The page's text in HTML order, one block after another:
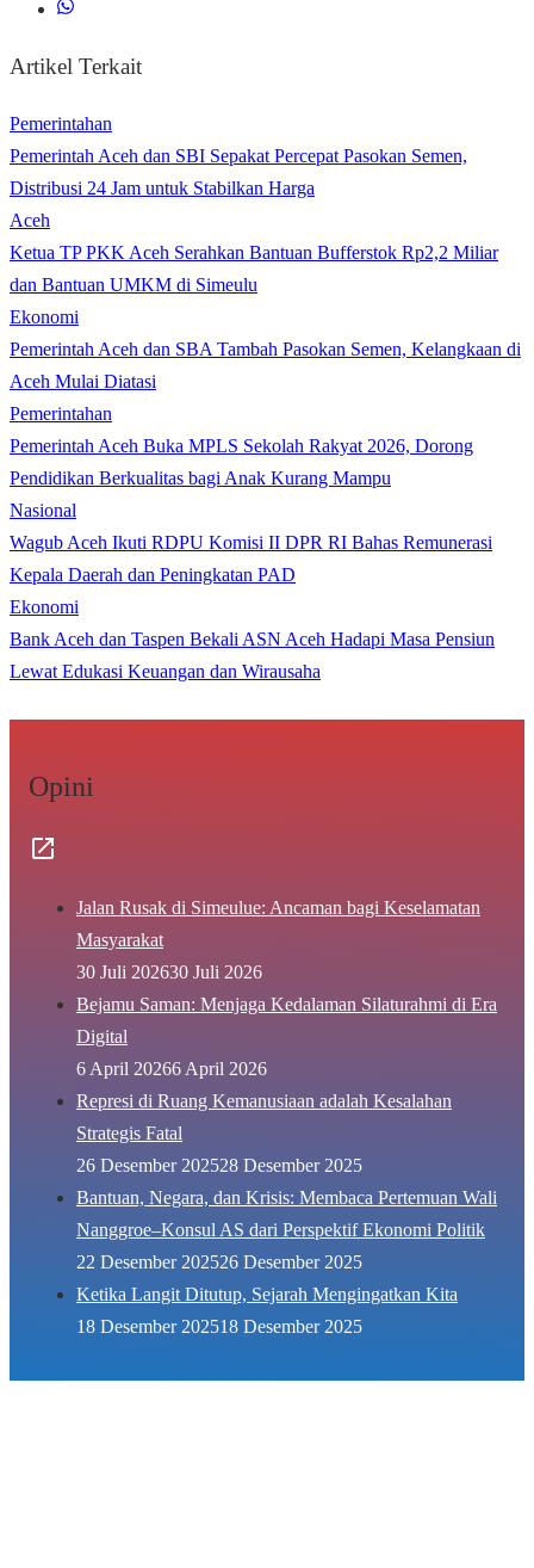
Artikel Terkait
Pemerintahan
Pemerintah Aceh dan SBI Sepakat Percepat Pasokan Semen,
Distribusi 24 Jam untuk Stabilkan Harga
Aceh
Ketua TP PKK Aceh Serahkan Bantuan Bufferstok Rp2,2 Miliar
dan Bantuan UMKM di Simeulu
Ekonomi
Pemerintah Aceh dan SBA Tambah Pasokan Semen, Kelangkaan di
Aceh Mulai Diatasi
Pemerintahan
Pemerintah Aceh Buka MPLS Sekolah Rakyat 2026, Dorong
Pendidikan Berkualitas bagi Anak Kurang Mampu
Nasional
Wagub Aceh Ikuti RDPU Komisi II DPR RI Bahas Remunerasi
Kepala Daerah dan Peningkatan PAD
Ekonomi
Bank Aceh dan Taspen Bekali ASN Aceh Hadapi Masa Pensiun
Lewat Edukasi Keuangan dan Wirausaha
Opini
Jalan Rusak di Simeulue: Ancaman bagi Keselamatan
Masyarakat
30 Juli 202630 Juli 2026
Bejamu Saman: Menjaga Kedalaman Silaturahmi di Era
Digital
6 April 20266 April 2026
Represi di Ruang Kemanusiaan adalah Kesalahan
Strategis Fatal
26 Desember 202528 Desember 2025
Bantuan, Negara, dan Krisis: Membaca Pertemuan Wali
Nanggroe–Konsul AS dari Perspektif Ekonomi Politik
22 Desember 202526 Desember 2025
Ketika Langit Ditutup, Sejarah Mengingatkan Kita
18 Desember 202518 Desember 2025